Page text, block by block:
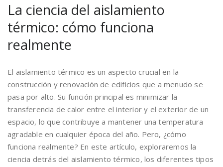
La ciencia del aislamiento
térmico: cómo funciona
realmente
El aislamiento térmico es un aspecto crucial en la
construcción y renovación de edificios que a menudo se
pasa por alto. Su función principal es minimizar la
transferencia de calor entre el interior y el exterior de un
espacio, lo que contribuye a mantener una temperatura
agradable en cualquier época del año. Pero, ¿cómo
funciona realmente? En este artículo, exploraremos la
ciencia detrás del aislamiento térmico, los diferentes tipos